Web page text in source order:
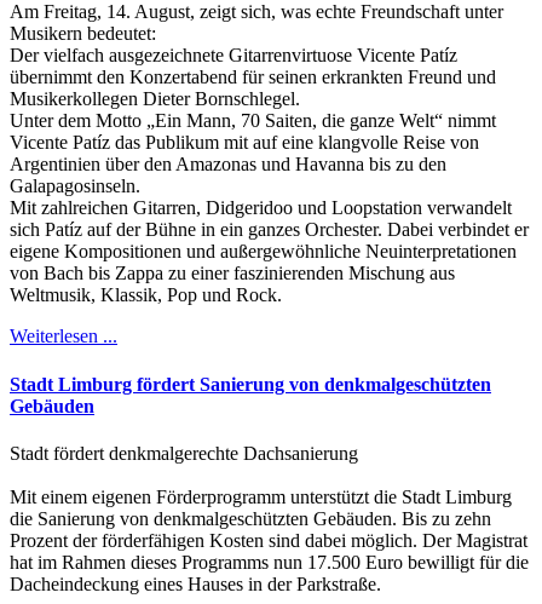
Am Freitag, 14. August, zeigt sich, was echte Freundschaft unter
Musikern bedeutet:
Der vielfach ausgezeichnete Gitarrenvirtuose Vicente Patíz
übernimmt den Konzertabend für seinen erkrankten Freund und
Musikerkollegen Dieter Bornschlegel.
Unter dem Motto „Ein Mann, 70 Saiten, die ganze Welt“ nimmt
Vicente Patíz das Publikum mit auf eine klangvolle Reise von
Argentinien über den Amazonas und Havanna bis zu den
Galapagosinseln.
Mit zahlreichen Gitarren, Didgeridoo und Loopstation verwandelt
sich Patíz auf der Bühne in ein ganzes Orchester. Dabei verbindet er
eigene Kompositionen und außergewöhnliche Neuinterpretationen
von Bach bis Zappa zu einer faszinierenden Mischung aus
Weltmusik, Klassik, Pop und Rock.
Weiterlesen ...
Stadt Limburg fördert Sanierung von denkmalgeschützten
Gebäuden
Stadt fördert denkmalgerechte Dachsanierung
Mit einem eigenen Förderprogramm unterstützt die Stadt Limburg
die Sanierung von denkmalgeschützten Gebäuden. Bis zu zehn
Prozent der förderfähigen Kosten sind dabei möglich. Der Magistrat
hat im Rahmen dieses Programms nun 17.500 Euro bewilligt für die
Dacheindeckung eines Hauses in der Parkstraße.